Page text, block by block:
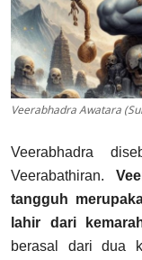
Veerabhadra Awatara
Veerabhadra
Veerabathiran.
tangguh
lahir dari
berasal dari dua